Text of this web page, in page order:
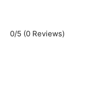
0/5 (0 Reviews)